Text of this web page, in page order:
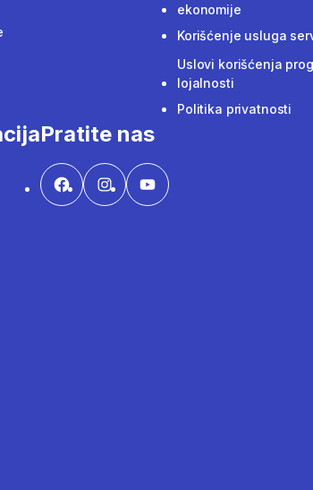
ekonomije
Korišćenje usluga
Uslovi korišćenja
lojalnosti
Politika privatnosti
Pratite nas